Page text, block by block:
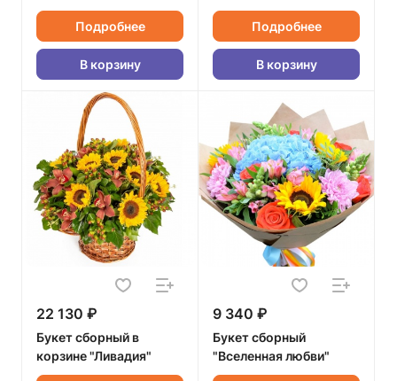
Подробнее
В корзину
Подробнее
В корзину
22 130 ₽
Букет сборный в
корзине "Ливадия"
9 340 ₽
Букет сборный
"Вселенная любви"